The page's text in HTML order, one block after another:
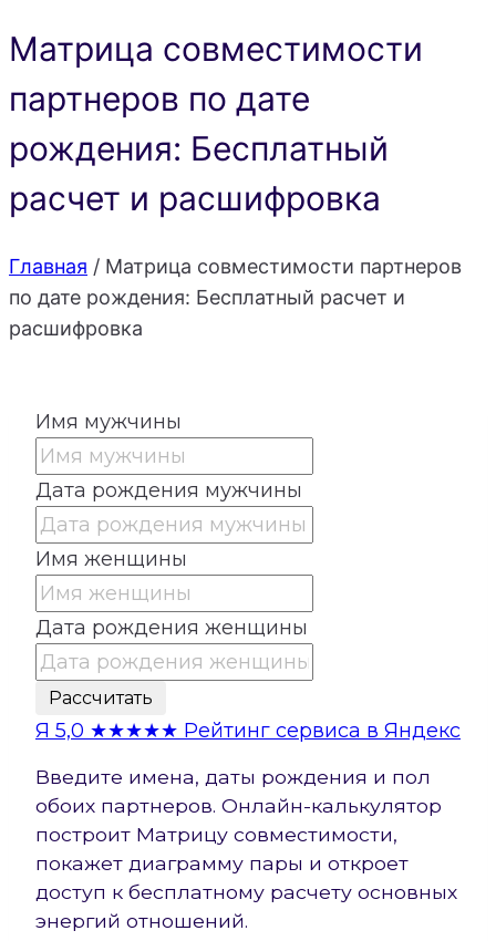
Матрица совместимости
партнеров по дате
рождения: Бесплатный
расчет и расшифровка
Главная / Матрица совместимости партнеров
по дате рождения: Бесплатный расчет и
расшифровка
Имя мужчины
Дата рождения мужчины
Имя женщины
Дата рождения женщины
Рассчитать
Я 5,0 ★★★★★ Рейтинг сервиса в Яндекс
Введите имена, даты рождения и пол
обоих партнеров. Онлайн-калькулятор
построит Матрицу совместимости,
покажет диаграмму пары и откроет
доступ к бесплатному расчету основных
энергий отношений.